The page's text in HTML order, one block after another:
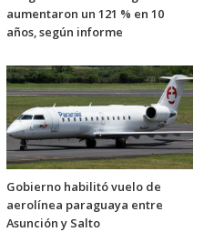
aumentaron un 121 % en 10
años, según informe
Gobierno habilitó vuelo de
aerolínea paraguaya entre
Asunción y Salto